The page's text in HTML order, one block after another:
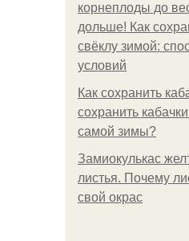
корнеплоды до
дольше! Как
свёклу зимой:
условий
Как сохранить
сохранить
самой зимы?
Замиокулькас
листья. Почему
свой окрас